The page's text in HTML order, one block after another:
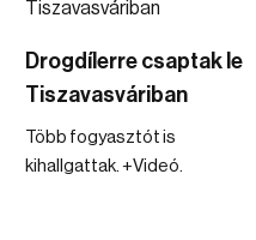
Drogdílerre csaptak le
Tiszavasváriban
Több fogyasztót is
kihallgattak. +Videó.